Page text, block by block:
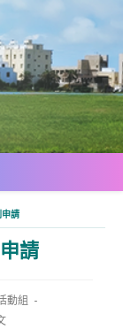
請
請
動組